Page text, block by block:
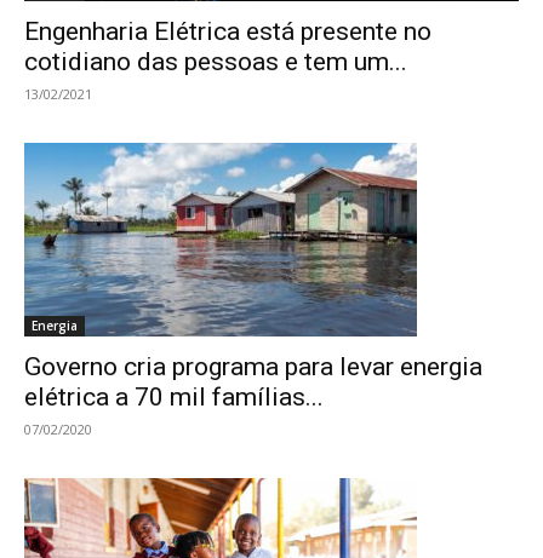
Engenharia Elétrica está presente no
cotidiano das pessoas e tem um...
13/02/2021
Energia
Governo cria programa para levar energia
elétrica a 70 mil famílias...
07/02/2020